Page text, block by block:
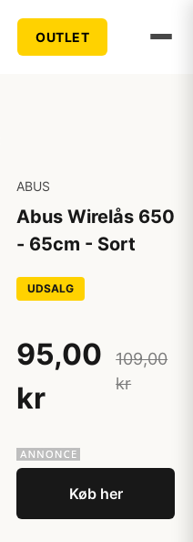
OUTLET
ABUS
Abus Wirelås 650
- 65cm - Sort
UDSALG
95,00
kr
109,00
kr
Køb her